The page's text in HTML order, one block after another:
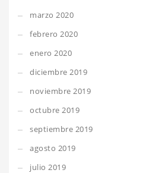
marzo 2020
febrero 2020
enero 2020
diciembre 2019
noviembre 2019
octubre 2019
septiembre 2019
agosto 2019
julio 2019